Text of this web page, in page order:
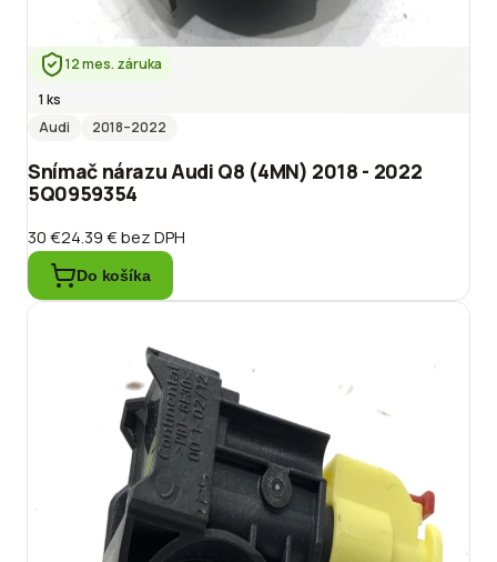
12 mes. záruka
1 ks
Audi
2018–2022
Snímač nárazu Audi Q8 (4MN) 2018 - 2022
5Q0959354
30 €24.39 €bez DPH
Do košíka